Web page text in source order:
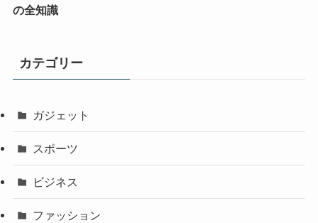
の全知識
カテゴリー
ガジェット
スポーツ
ビジネス
ファッション